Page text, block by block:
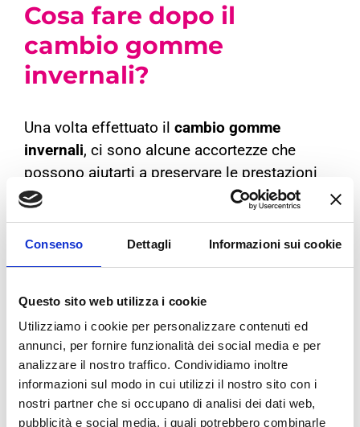
Consenso Dettagli Informazioni sui cookie
Questo sito web utilizza i cookie
Utilizziamo i cookie per personalizzare contenuti ed
annunci, per fornire funzionalità dei social media e per
analizzare il nostro traffico. Condividiamo inoltre
informazioni sul modo in cui utilizzi il nostro sito con i
nostri partner che si occupano di analisi dei dati web,
pubblicità e social media, i quali potrebbero combinarle
Cosa fare dopo il
cambio gomme
invernali?
Una volta effettuato il cambio gomme
invernali, ci sono alcune accortezze che
possono aiutarti a preservare le prestazioni
dei tuoi pneumatici durante tutta la stagione
fredda:
Controllare regolarmente la pressione
pressione dei pneumatici. È importante
controllarla almeno una volta al mese.
Equilibratura e convergenza: Dopo il
cambio gomme, è consigliato verificare
che l’equilibratura e la convergenza delle
ruote siano corrette per evitare consumi